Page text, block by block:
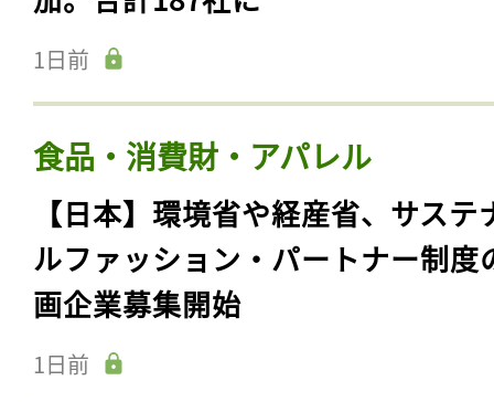
1日前
食品・消費財・アパレル
【日本】環境省や経産省、サステ
ルファッション・パートナー制度
画企業募集開始
1日前